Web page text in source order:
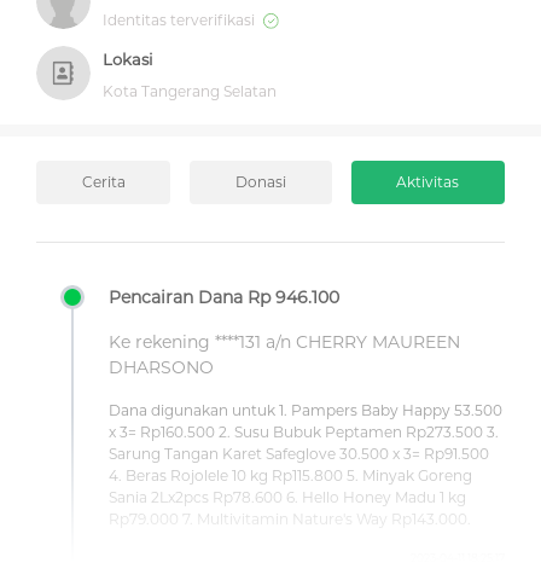
Identitas terverifikasi
Lokasi
Kota Tangerang Selatan
Cerita Donasi Aktivitas
Pencairan Dana Rp 946.100
Ke rekening ****131 a/n CHERRY MAUREEN
DHARSONO
Dana digunakan untuk 1. Pampers Baby Happy 53.500
x 3= Rp160.500 2. Susu Bubuk Peptamen Rp273.500 3.
Sarung Tangan Karet Safeglove 30.500 x 3= Rp91.500
4. Beras Rojolele 10 kg Rp115.800 5. Minyak Goreng
Sania 2Lx2pcs Rp78.600 6. Hello Honey Madu 1 kg
Rp79.000 7. Multivitamin Nature's Way Rp143.000.